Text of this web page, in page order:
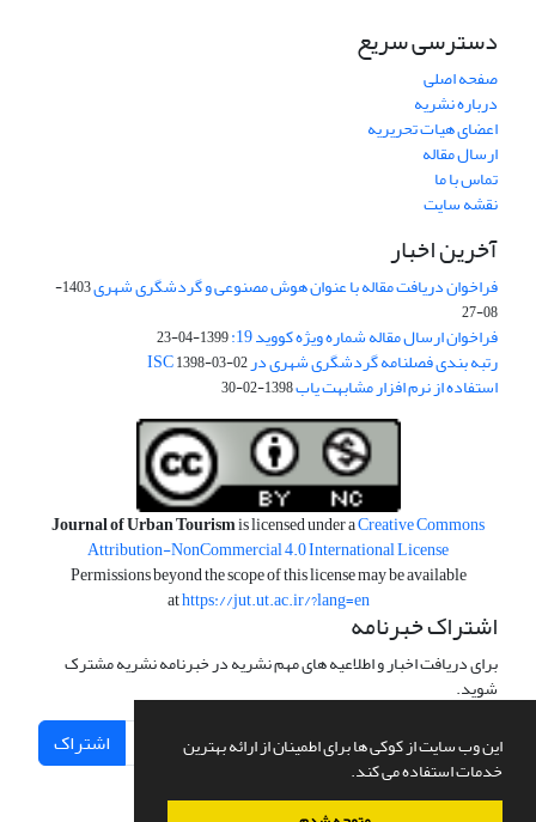
این وب سایت از کوکی ها برای اطمینان از ارائه بهترین
خدمات استفاده می کند.
دسترسی سریع
صفحه اصلی
درباره نشریه
اعضای هیات تحریریه
ارسال مقاله
تماس با ما
نقشه سایت
آخرین اخبار
فراخوان دریافت مقاله با عنوان هوش مصنوعی و گردشگری شهری
1403-
08-27
فراخوان ارسال مقاله شماره ویژه کووید 19: 1399-04-23
رتبه بندی فصلنامه گردشگری شهری در ISC1398-03-02
استفاده از نرم افزار مشابهت یاب1398-02-30
Journal of Urban Tourismis licensed under aCreative Commons
Attribution-NonCommercial 4.0 International License
Permissions beyond the scope of this license may be available
athttps://jut.ut.ac.ir/?lang=en
اشتراک خبرنامه
برای دریافت اخبار و اطلاعیه های مهم نشریه در خبرنامه نشریه مشترک
شوید.
اشتراک